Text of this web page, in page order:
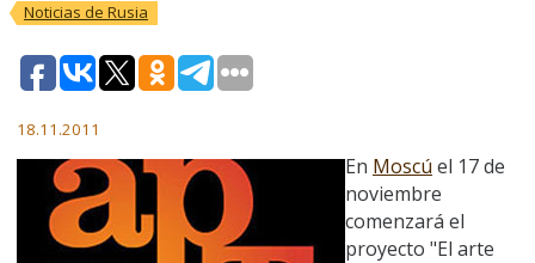
Noticias de Rusia
18.11.2011
En Moscú el 17 de
noviembre
comenzará el
proyecto "El arte